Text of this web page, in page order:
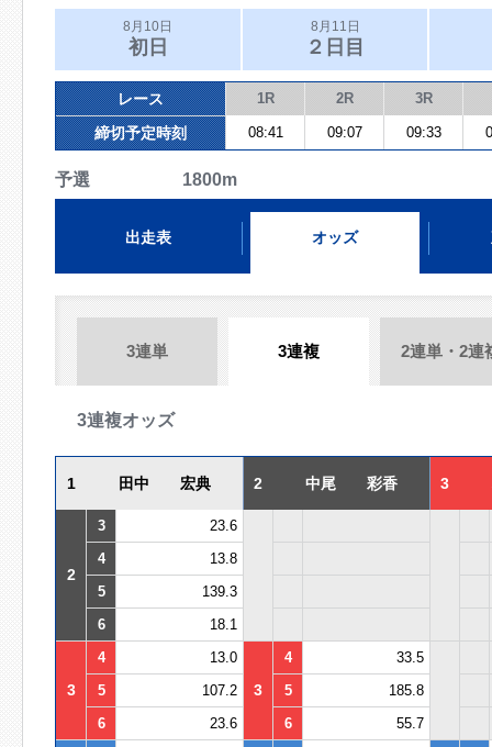
8月10日
初日
8月11日
２日目
レース 1R 2R 3R
締切予定時刻 08:41 09:07 09:33
予選 1800m
出走表 オッズ
3連単 3連複 2連単・2連
3連複オッズ
1 田中 宏典 2 中尾 彩香 3
2
3
23.6
4
13.8
5
139.3
6
18.1
3
4 13.0
3
4
33.5
5
107.2 5
185.8
6
23.6 6 55.7